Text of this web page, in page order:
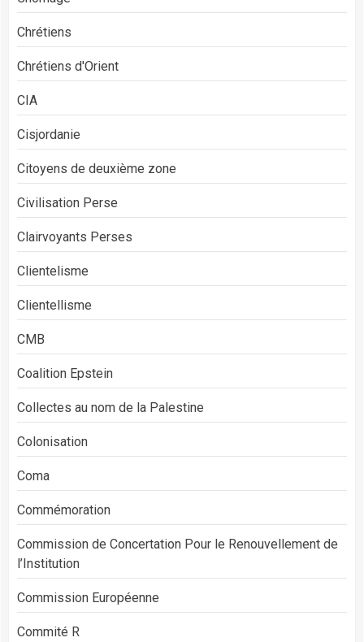
Chrétiens
Chrétiens d'Orient
CIA
Cisjordanie
Citoyens de deuxième zone
Civilisation Perse
Clairvoyants Perses
Clientelisme
Clientellisme
CMB
Coalition Epstein
Collectes au nom de la Palestine
Colonisation
Coma
Commémoration
Commission de Concertation Pour le Renouvellement de
l’Institution
Commission Européenne
Commité R